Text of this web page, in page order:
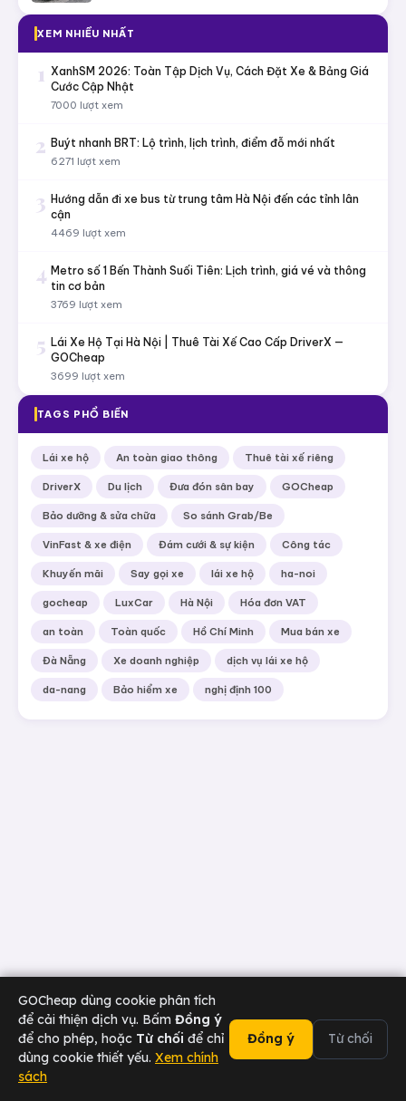
XEM NHIỀU NHẤT
1 XanhSM 2026: Toàn Tập Dịch Vụ, Cách Đặt Xe & Bảng Giá
Cước Cập Nhật
7000 lượt xem
2 Buýt nhanh BRT: Lộ trình, lịch trình, điểm đỗ mới nhất
6271 lượt xem
3 Hướng dẫn đi xe bus từ trung tâm Hà Nội đến các tỉnh lân
cận
4469 lượt xem
4 Metro số 1 Bến Thành Suối Tiên: Lịch trình, giá vé và thông
tin cơ bản
3769 lượt xem
5 Lái Xe Hộ Tại Hà Nội | Thuê Tài Xế Cao Cấp DriverX —
GOCheap
3699 lượt xem
TAGS PHỔ BIẾN
Lái xe hộ An toàn giao thông Thuê tài xế riêng
DriverX Du lịch Đưa đón sân bay GOCheap
Bảo dưỡng & sửa chữa So sánh Grab/Be
VinFast & xe điện Đám cưới & sự kiện Công tác
Khuyến mãi Say gọi xe lái xe hộ ha-noi
gocheap LuxCar Hà Nội Hóa đơn VAT
an toàn Toàn quốc Hồ Chí Minh Mua bán xe
Đà Nẵng Xe doanh nghiệp dịch vụ lái xe hộ
da-nang Bảo hiểm xe nghị định 100
GOCheap dùng cookie phân tích
để cải thiện dịch vụ. Bấm Đồng ý
để cho phép, hoặc Từ chối để chỉ
dùng cookie thiết yếu. Xem chính
sách
Đồng ý Từ chối